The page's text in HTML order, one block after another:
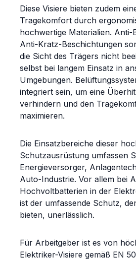
Diese Visiere bieten zudem
Tragekomfort durch
hochwertige Materialien. Anti-
Anti-Kratz-Beschichtungen
die Sicht des Trägers nicht
selbst bei langem Einsatz in
Umgebungen.
integriert sein, um eine
verhindern und den
maximieren.
Die Einsatzbereiche dieser
Schutzausrüstung umfassen
Energieversorger,
Auto-Industrie. Vor allem bei
Hochvoltbatterien in der
ist der umfassende Schutz,
bieten, unerlässlich.
Für Arbeitgeber ist es von
Elektriker-Visiere gemäß EN